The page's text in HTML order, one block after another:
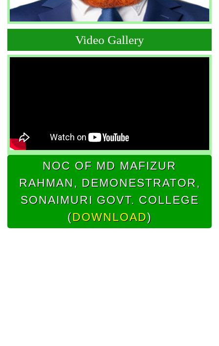
Video Gallery
NOC OF MD MAFIZUR
RAHMAN, DEMONESTRATOR,
SONAIMURI GOVT. COLLEGE
(DOWNLOAD)